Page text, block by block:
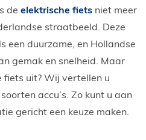
de elektrische fiets niet meer
straatbeeld. Deze
een duurzame, en Hollandse
gemak en snelheid. Maar
fiets uit? Wij vertellen u
accu’s. Zo kunt u aan
gericht een keuze maken.